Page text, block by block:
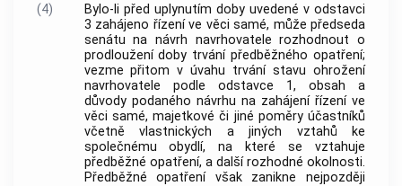
(4)
Bylo-li před uplynutím doby uvedené v odstavci
3 zahájeno řízení ve věci samé, může předseda
senátu na návrh navrhovatele rozhodnout o
prodloužení doby trvání předběžného opatření;
vezme přitom v úvahu trvání stavu ohrožení
navrhovatele podle odstavce 1, obsah a
důvody podaného návrhu na zahájení řízení ve
věci samé, majetkové či jiné poměry účastníků
včetně vlastnických a jiných vztahů ke
společnému obydlí, na které se vztahuje
předběžné opatření, a další rozhodné okolnosti.
Předběžné opatření však zanikne nejpozději